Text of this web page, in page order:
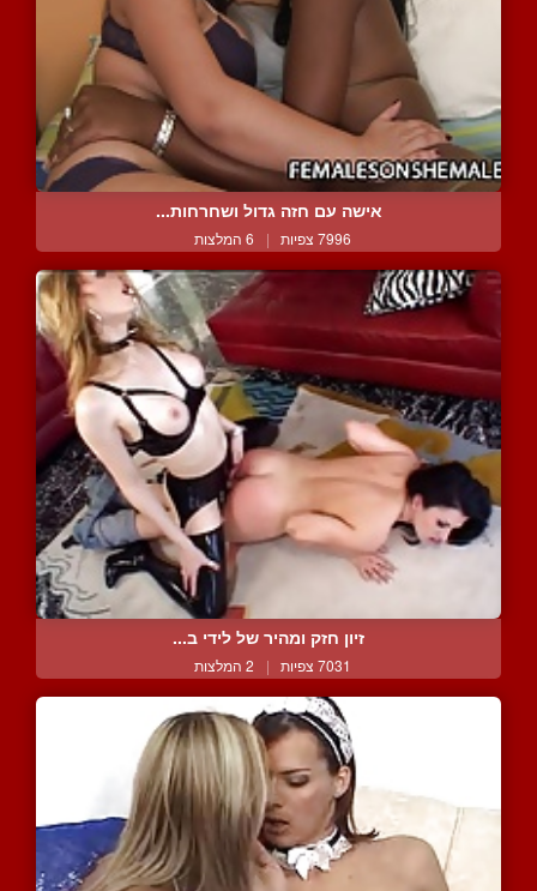
אישה עם חזה גדול ושחרחות...
7996 צפיות | 6 המלצות
זיון חזק ומהיר של לידי ב...
7031 צפיות | 2 המלצות